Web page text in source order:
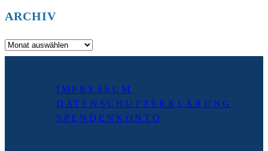
ARCHIV
Archiv
IMPRESSUM
DATENSCHUTZERKLÄRUNG
SPENDENKONTO